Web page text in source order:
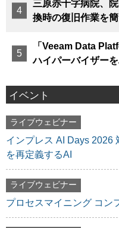
三原赤十字病院、
換時の復旧作業を
「Veeam Data
ハイパーバイザー
イベント
ライブウェビナー
インプレス AI Days 2026
を再定義するAI
ライブウェビナー
プロセスマイニング コン